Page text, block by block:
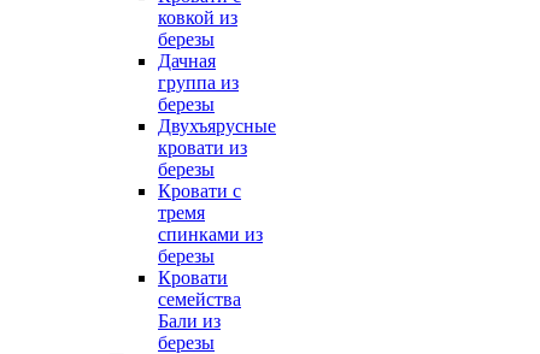
ковкой из
березы
Дачная
группа из
березы
Двухъярусные
кровати из
березы
Кровати с
тремя
спинками из
березы
Кровати
семейства
Бали из
березы